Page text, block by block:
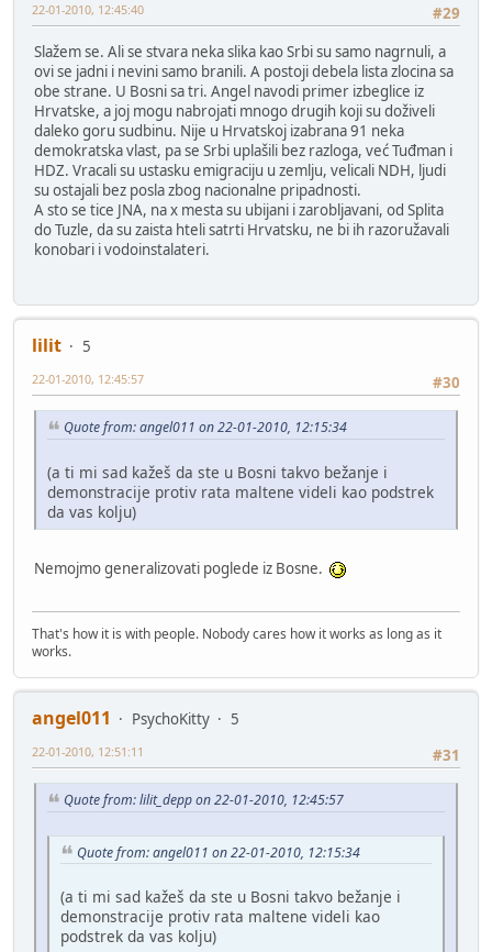
#29
22-01-2010, 12:45:40
Slažem se. Ali se stvara neka slika kao Srbi su samo nagrnuli, a
ovi se jadni i nevini samo branili. A postoji debela lista zlocina sa
obe strane. U Bosni sa tri. Angel navodi primer izbeglice iz
Hrvatske, a joj mogu nabrojati mnogo drugih koji su doživeli
daleko goru sudbinu. Nije u Hrvatskoj izabrana 91 neka
demokratska vlast, pa se Srbi uplašili bez razloga, već Tuđman i
HDZ. Vracali su ustasku emigraciju u zemlju, velicali NDH, ljudi
su ostajali bez posla zbog nacionalne pripadnosti.
A sto se tice JNA, na x mesta su ubijani i zarobljavani, od Splita
do Tuzle, da su zaista hteli satrti Hrvatsku, ne bi ih razoružavali
konobari i vodoinstalateri.
lilit
5
#30
22-01-2010, 12:45:57
Quote from: angel011 on 22-01-2010, 12:15:34
(a ti mi sad kažeš da ste u Bosni takvo bežanje i
demonstracije protiv rata maltene videli kao podstrek
da vas kolju)
Nemojmo generalizovati poglede iz Bosne.
That's how it is with people. Nobody cares how it works as long as it
works.
angel011 PsychoKitty
5
#31
22-01-2010, 12:51:11
Quote from: lilit_depp on 22-01-2010, 12:45:57
Quote from: angel011 on 22-01-2010, 12:15:34
(a ti mi sad kažeš da ste u Bosni takvo bežanje i
demonstracije protiv rata maltene videli kao
podstrek da vas kolju)